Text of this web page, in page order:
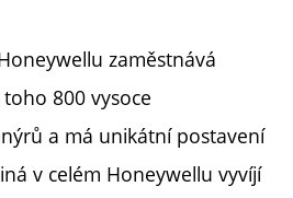
zaměstnává
800 vysoce
a má unikátní postavení
v celém Honeywellu vyvíjí